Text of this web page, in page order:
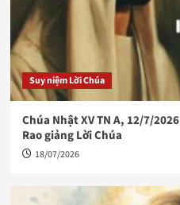
Suy niệm Lời Chúa
Chúa Nhật XV TN A, 12/7/2026
Rao giảng Lời Chúa
18/07/2026